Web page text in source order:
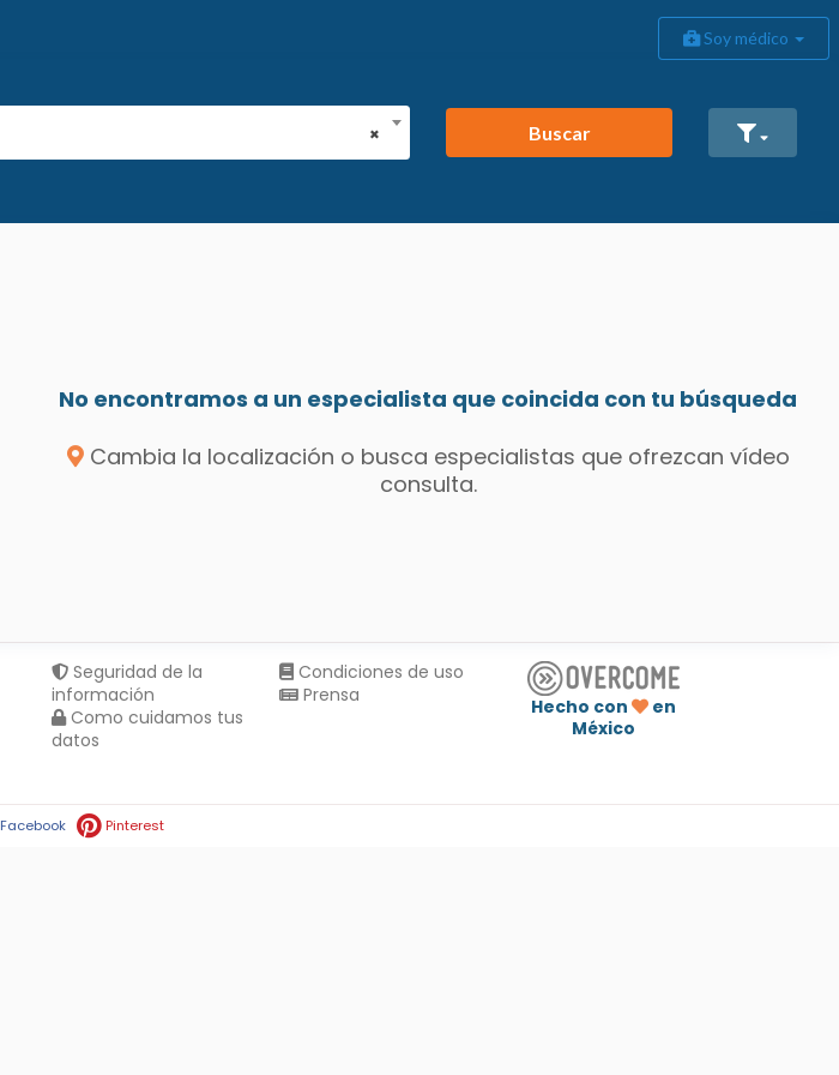
Soy médico
×
Buscar
No encontramos a un especialista que coincida con tu búsqueda
Cambia la localización o busca especialistas que ofrezcan vídeo
consulta.
Seguridad de la
información
Como cuidamos tus
datos
Condiciones de uso
Prensa
Hecho con
en
México
Facebook Pinterest